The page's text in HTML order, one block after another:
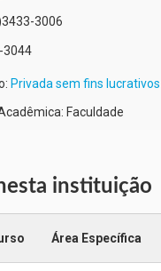
3006
3044
Privada sem fins lucrativos
Faculdade
instituição
Área Específica